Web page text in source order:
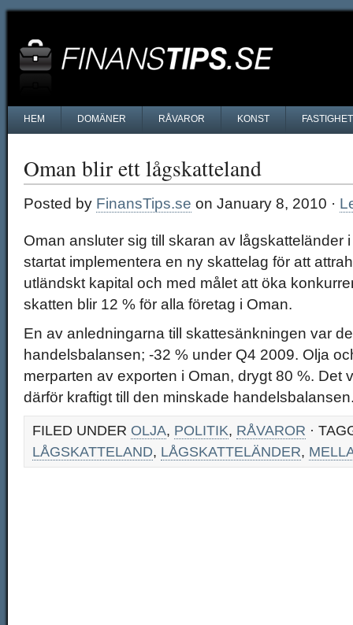
HEM DOMÄNER RÅVAROR KONST
Oman blir ett lågskatteland
Posted by FinansTips.se on January 8, 2010 ·
Oman ansluter sig till skaran av lågskatteländer
startat implementera en ny skattelag för att
utländskt kapital och med målet att öka
skatten blir 12 % för alla företag i Oman.
En av anledningarna till skattesänkningen var
handelsbalansen; -32 % under Q4 2009. Olja
merparten av exporten i Oman, drygt 80 %. Det
därför kraftigt till den minskade
FILED UNDER OLJA, POLITIK, RÅVAROR ·
LÅGSKATTELAND, LÅGSKATTELÄNDER,